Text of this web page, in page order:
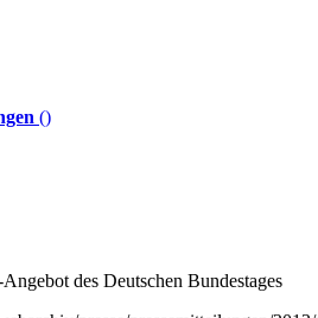
()
des Deutschen Bundestages